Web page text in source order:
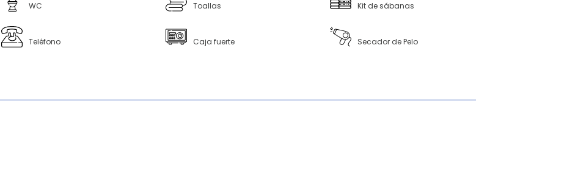
WC Toallas Kit de sábanas
Teléfono Caja fuerte Secador de Pelo